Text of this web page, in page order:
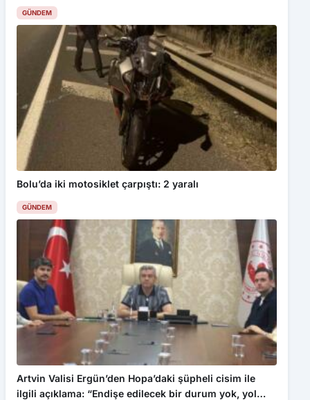
GÜNDEM
Bolu’da iki motosiklet çarpıştı: 2 yaralı
GÜNDEM
Artvin Valisi Ergün’den Hopa’daki şüpheli cisim ile
ilgili açıklama: “Endişe edilecek bir durum yok, yol